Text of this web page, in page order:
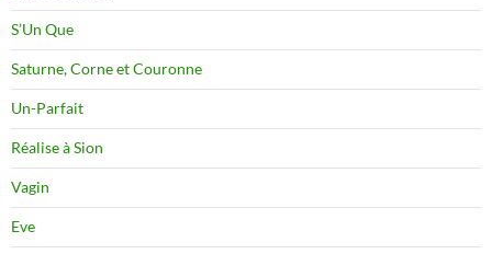
S’Un Que
Saturne, Corne et Couronne
Un-Parfait
Réalise à Sion
Vagin
Eve